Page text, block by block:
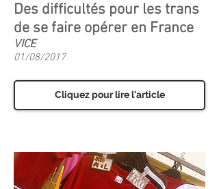
Des difficultés pour les trans
de se faire opérer en France
VICE
01/08/2017
Cliquez pour lire l'article